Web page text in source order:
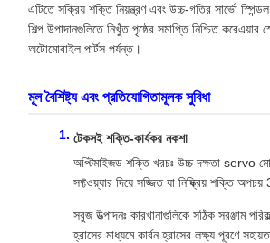
এটিতে সক্রিয় শক্তি নিয়ন্ত্রণ এবং উচ্চ-গতির সার্ভো
শিল্প উপাদানগুলিতে নিখুঁত পৃষ্ঠের সমাপ্তি নিশ্চিত
অটোমোবাইল পার্টস পর্যন্ত।
মূল বৈশিষ্ট্য এবং প্রতিযোগিতামূলক সুবিধা
টেকসই শক্তি-কার্যকর নকশা
অপ্টিমাইজড শক্তি খরচঃ উচ্চ দক্ষতা servo
সফ্টওয়্যার দিয়ে সজ্জিত যা নিষ্ক্রিয় শক্তি
সবুজ উত্পাদনঃ কারখানাগুলিকে সঠিক সরঞ্জাম
হ্রাসের মাধ্যমে কার্বন হ্রাসের লক্ষ্য পূরণে